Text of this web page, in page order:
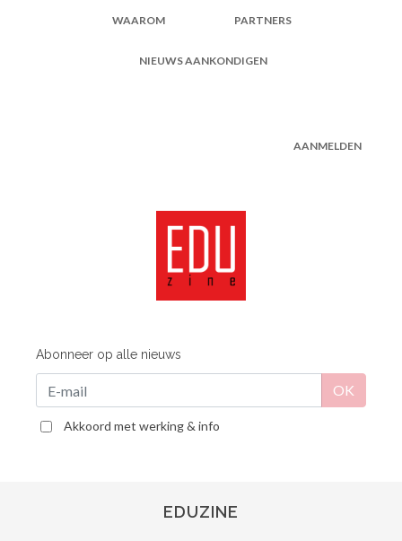
WAAROM PARTNERS
NIEUWS AANKONDIGEN
AANMELDEN
Abonneer op alle nieuws
Akkoord met werking & info
EDUZINE